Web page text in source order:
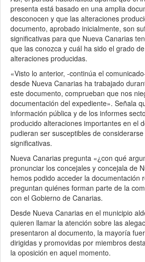
presenta está basado en una amplia
desconocen y que las alteraciones
documento, aprobado inicialmente, son
significativas para que Nueva Canarias
que las conozca y cuál ha sido el grado
alteraciones producidas.
«Visto lo anterior, -continúa el
desde Nueva Canarias ha trabajado
este documento, comprueban que nos
documentación del expediente». Señala
información pública y de los informes
producido alteraciones importantes en el
pudieran ser susceptibles de
significativas.
Nueva Canarias pregunta «¿con qué
pronunciar los concejales y concejala de
hemos podido acceder la documentación
preguntan quiénes forman parte de la
con el Gobierno de Canarias.
Desde Nueva Canarias en el municipio
quieren llamar la atención sobre las
presentaron al documento, la mayoría
dirigidas y promovidas por miembros
la oposición en aquel momento.